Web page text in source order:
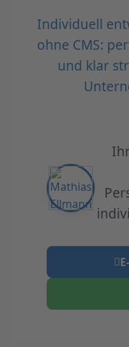
Individuell
ohne CMS:
und klar